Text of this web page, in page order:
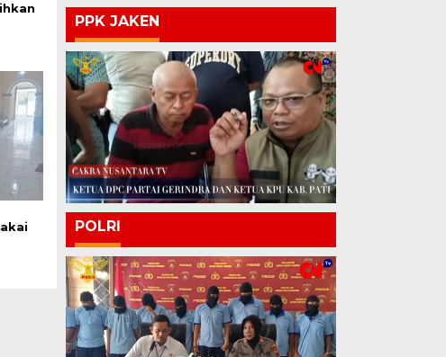
PPK JAKEN
POLRI